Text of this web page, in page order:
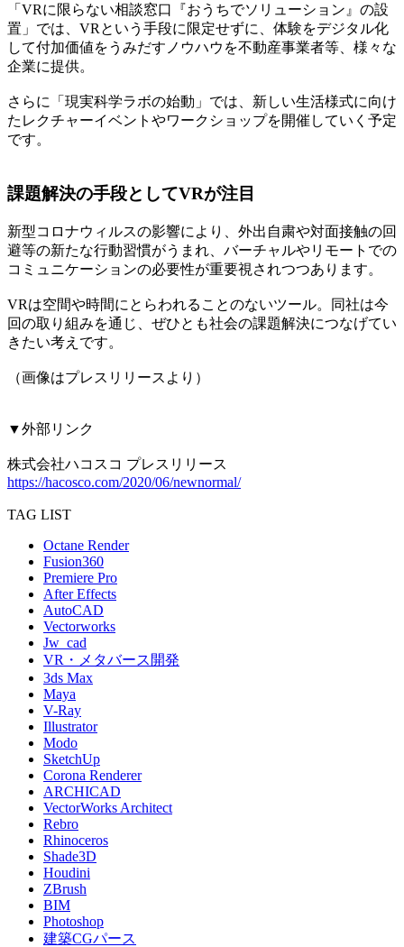
「VRに限らない相談窓口『おうちでソリューション』の設
置」では、VRという手段に限定せずに、体験をデジタル化
して付加価値をうみだすノウハウを不動産事業者等、様々な
企業に提供。
さらに「現実科学ラボの始動」では、新しい生活様式に向け
たレクチャーイベントやワークショップを開催していく予定
です。
課題解決の手段としてVRが注目
新型コロナウィルスの影響により、外出自粛や対面接触の回
避等の新たな行動習慣がうまれ、バーチャルやリモートでの
コミュニケーションの必要性が重要視されつつあります。
VRは空間や時間にとらわれることのないツール。同社は今
回の取り組みを通じ、ぜひとも社会の課題解決につなげてい
きたい考えです。
（画像はプレスリリースより）
▼外部リンク
株式会社ハコスコ プレスリリース
https://hacosco.com/2020/06/newnormal/
TAG LIST
Octane Render
Fusion360
Premiere Pro
After Effects
AutoCAD
Vectorworks
Jw_cad
VR・メタバース開発
3ds Max
Maya
V-Ray
Illustrator
Modo
SketchUp
Corona Renderer
ARCHICAD
VectorWorks Architect
Rebro
Rhinoceros
Shade3D
Houdini
ZBrush
BIM
Photoshop
建築CGパース